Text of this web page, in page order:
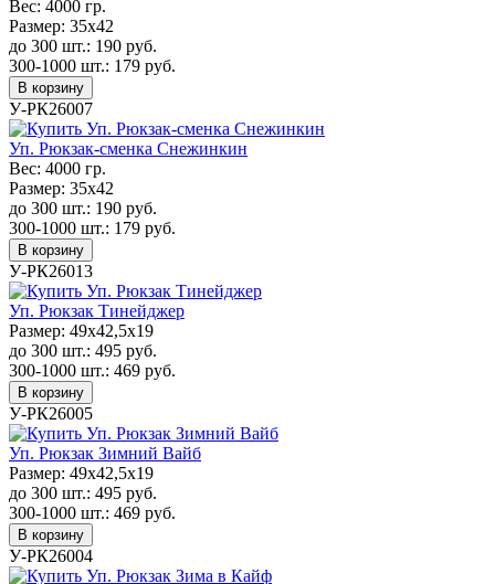
Вес: 4000 гр.
Размер: 35х42
до 300 шт.: 190 руб.
300-1000 шт.: 179 руб.
В корзину
У-РК26007
Уп. Рюкзак-сменка Снежинкин
Вес: 4000 гр.
Размер: 35х42
до 300 шт.: 190 руб.
300-1000 шт.: 179 руб.
В корзину
У-РК26013
Уп. Рюкзак Тинейджер
Размер: 49х42,5х19
до 300 шт.: 495 руб.
300-1000 шт.: 469 руб.
В корзину
У-РК26005
Уп. Рюкзак Зимний Вайб
Размер: 49х42,5х19
до 300 шт.: 495 руб.
300-1000 шт.: 469 руб.
В корзину
У-РК26004